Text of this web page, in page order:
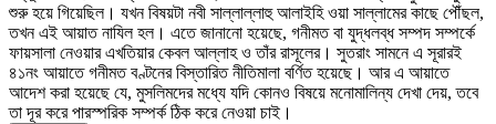
শুরু হয়ে গিয়েছিল। যখন বিষয়টা নবী সাল্লাল্লাহু আলাইহি ওয়া সাল্লামের কাছে পৌঁছল,
তখন এই আয়াত নাযিল হল। এতে জানানো হয়েছে, গনীমত বা যুদ্ধলব্ধ সম্পদ সম্পর্কে
ফায়সালা নেওয়ার এখতিয়ার কেবল আল্লাহ ও তাঁর রাসূলের। সুতরাং সামনে এ সূরারই
৪১নং আয়াতে গনীমত বণ্টনের বিস্তারিত নীতিমালা বর্ণিত হয়েছে। আর এ আয়াতে
আদেশ করা হয়েছে যে, মুসলিমদের মধ্যে যদি কোনও বিষয়ে মনোমালিন্য দেখা দেয়, তবে
তা দূর করে পারস্পরিক সম্পর্ক ঠিক করে নেওয়া চাই।